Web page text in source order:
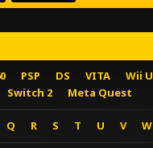
PSP DS VITA Wii U
Switch 2 Meta Quest
Q R S T U V W